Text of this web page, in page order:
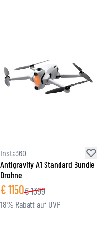
Insta360
Antigravity A1 Standard Bundle
Drohne
€1150€1399
18% Rabatt auf UVP